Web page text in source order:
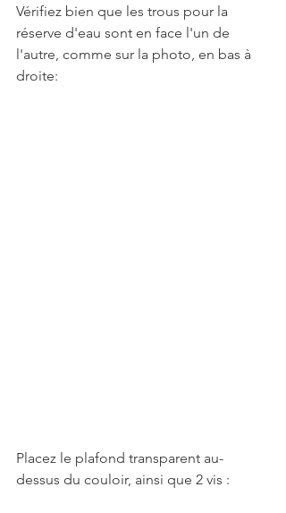
Vérifiez bien que les trous pour la
réserve d'eau sont en face l'un de
l'autre, comme sur la photo, en bas à
droite:
Placez le plafond transparent au-
dessus du couloir, ainsi que 2 vis :